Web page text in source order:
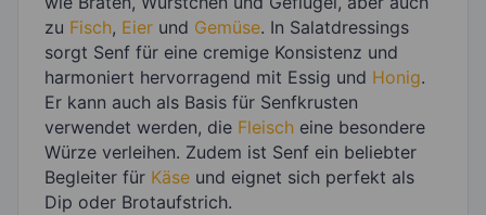
zu Fisch, Eier und Gemüse. In Salatdressings
sorgt Senf für eine cremige Konsistenz und
harmoniert hervorragend mit Essig und Honig.
Er kann auch als Basis für Senfkrusten
verwendet werden, die Fleisch eine besondere
Würze verleihen. Zudem ist Senf ein beliebter
Begleiter für Käse und eignet sich perfekt als
Dip oder Brotaufstrich.